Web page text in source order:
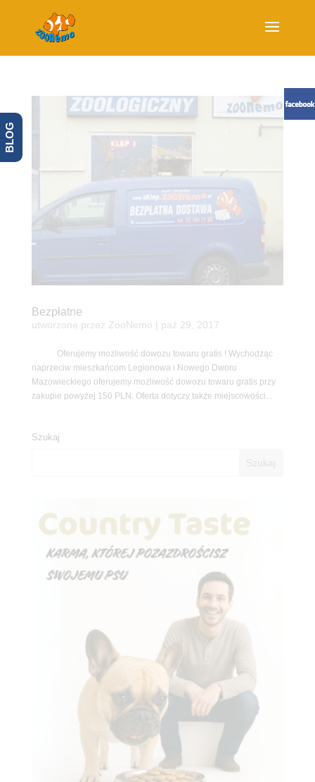
Bezpłatne
utworzone przez ZooNemo paź 29, 2017
Oferujemy możliwość dowozu towaru gratis ! Wychodząc
naprzeciw mieszkańcom Legionowa i Nowego Dworu
Mazowieckiego oferujemy możliwość dowozu towaru gratis przy
zakupie powyżej 150 PLN. Oferta dotyczy także miejscowości...
Szukaj
BLOG